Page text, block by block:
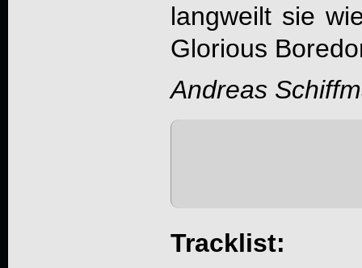
langweilt sie
Glorious
Andreas
Tracklist: